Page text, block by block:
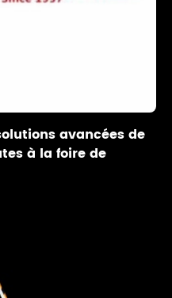
avancées de
à la foire de